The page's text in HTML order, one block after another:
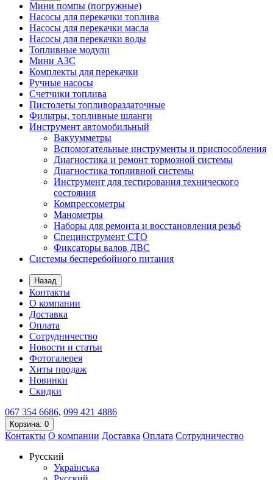
Мини помпы (погружные)
Насосы для перекачки топлива
Насосы для перекачки масла
Насосы для перекачки воды
Топливные модули
Мини АЗС
Комплекты для перекачки
Ручные насосы
Счетчики топлива
Пистолеты топливораздаточные
Фильтры, топливные шланги
Инструмент автомобильный
Вакуумметры
Вспомогательные инструменты и приспособления
Диагностика и ремонт тормозной системы
Диагностика топливной системы
Инструмент для тестирования технического
состояния
Компрессометры
Манометры
Наборы для ремонта и восстановления резьб
Специнструмент СТО
Фиксаторы валов ДВС
Системы бесперебойного питания
Назад
Контакты
О компании
Доставка
Оплата
Сотрудничество
Новости и статьи
Фотогалерея
Хиты продаж
Новинки
Скидки
067 354 6686, 099 421 4886
Корзина: 0
Контакты О компании Доставка Оплата Сотрудничество
Русский
Українська